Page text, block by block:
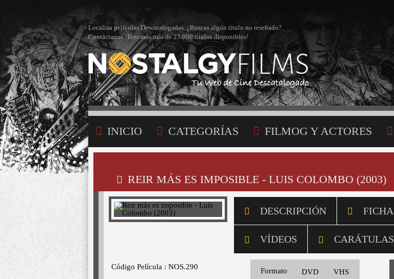
Localiza películas Descatalogadas. ¿Buscas algún título no reseñado?
Contáctanos -Tenemos más de 25.000 títulos disponibles!
INICIO CATEGORÍAS FILMOG Y ACTORES
REIR MÁS ES IMPOSIBLE - LUIS COLOMBO (2003)
DESCRIPCIÓN FICHA
VÍDEOS CARÁTULAS
Código Película : NOS.290
Formato DVD VHS